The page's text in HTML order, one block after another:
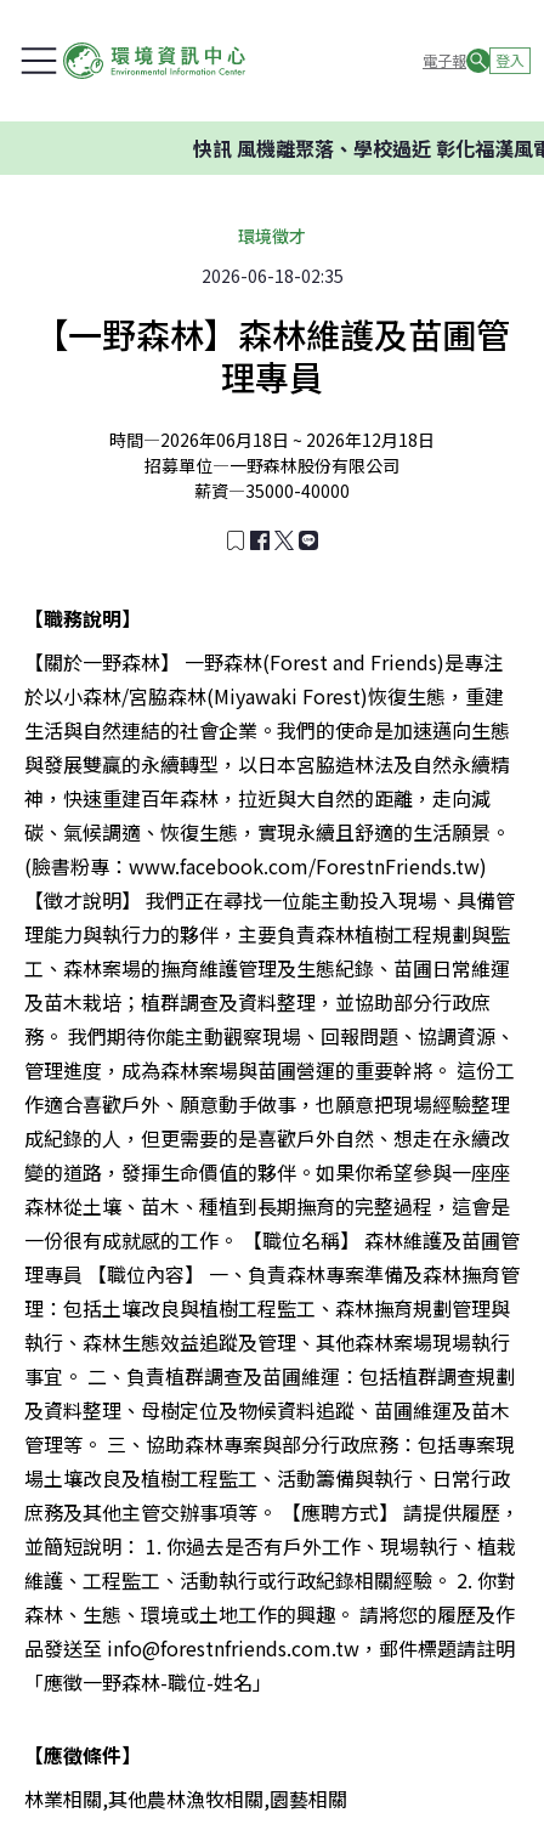
電子報 登入
快訊風機離聚落、學校過近 彰化福漢風
環境徵才
2026-06-18-02:35
【一野森林】森林維護及苗圃管
理專員
時間—2026年06月18日 ~ 2026年12月18日
招募單位—一野森林股份有限公司
薪資—35000-40000
【職務說明】
【關於一野森林】 一野森林(Forest and Friends)是專注
於以小森林/宮脇森林(Miyawaki Forest)恢復生態，重建
生活與自然連結的社會企業。我們的使命是加速邁向生態
與發展雙贏的永續轉型，以日本宮脇造林法及自然永續精
神，快速重建百年森林，拉近與大自然的距離，走向減
碳、氣候調適、恢復生態，實現永續且舒適的生活願景。
(臉書粉專：www.facebook.com/ForestnFriends.tw)
【徵才說明】 我們正在尋找一位能主動投入現場、具備管
理能力與執行力的夥伴，主要負責森林植樹工程規劃與監
工、森林案場的撫育維護管理及生態紀錄、苗圃日常維運
及苗木栽培；植群調查及資料整理，並協助部分行政庶
務。 我們期待你能主動觀察現場、回報問題、協調資源、
管理進度，成為森林案場與苗圃營運的重要幹將。 這份工
作適合喜歡戶外、願意動手做事，也願意把現場經驗整理
成紀錄的人，但更需要的是喜歡戶外自然、想走在永續改
變的道路，發揮生命價值的夥伴。如果你希望參與一座座
森林從土壤、苗木、種植到長期撫育的完整過程，這會是
一份很有成就感的工作。 【職位名稱】 森林維護及苗圃管
理專員 【職位內容】 一、負責森林專案準備及森林撫育管
理：包括土壤改良與植樹工程監工、森林撫育規劃管理與
執行、森林生態效益追蹤及管理、其他森林案場現場執行
事宜。 二、負責植群調查及苗圃維運：包括植群調查規劃
及資料整理、母樹定位及物候資料追蹤、苗圃維運及苗木
管理等。 三、協助森林專案與部分行政庶務：包括專案現
場土壤改良及植樹工程監工、活動籌備與執行、日常行政
庶務及其他主管交辦事項等。 【應聘方式】 請提供履歷，
並簡短說明： 1. 你過去是否有戶外工作、現場執行、植栽
維護、工程監工、活動執行或行政紀錄相關經驗。 2. 你對
森林、生態、環境或土地工作的興趣。 請將您的履歷及作
品發送至 info@forestnfriends.com.tw ，郵件標題請註明
「應徵一野森林-職位-姓名」
【應徵條件】
林業相關,其他農林漁牧相關,園藝相關